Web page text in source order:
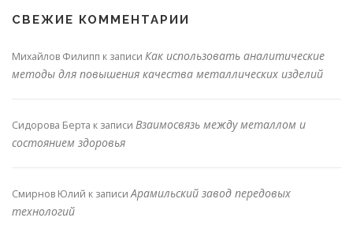
СВЕЖИЕ КОММЕНТАРИИ
Михайлов Филипп к записи Как использовать аналитические
методы для повышения качества металлических изделий
Сидорова Берта к записи Взаимосвязь между металлом и
состоянием здоровья
Смирнов Юлий к записиАрамильский завод передовых
технологий